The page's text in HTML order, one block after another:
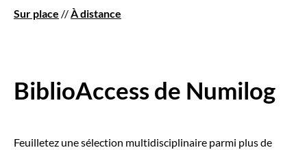
Sur place // À distance
BiblioAccess de Numilog
Feuilletez une sélection multidisciplinaire parmi plus de